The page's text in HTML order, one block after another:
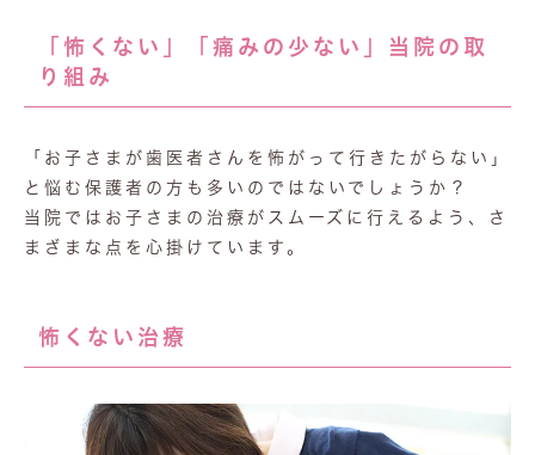
「怖くない」「痛みの少ない」当院の取
り組み
「お子さまが歯医者さんを怖がって行きたがらない」
と悩む保護者の方も多いのではないでしょうか？
当院ではお子さまの治療がスムーズに行えるよう、さ
まざまな点を心掛けています。
怖くない治療